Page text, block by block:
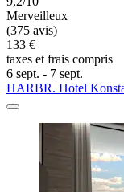
Merveilleux
(375 avis)
133 €
taxes et frais compris
6 sept. - 7 sept.
HARBR. Hotel